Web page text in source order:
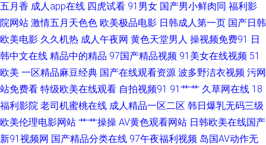
豆九色视频 豆花视频在线观看 国产合集1024 亚洲老色熟女 91最新网址大全
欧美极品另类 91线上视频免费看 麻豆精品无码 一本色道久综合在线 大香蕉
9999 爱豆传媒熊猫成人 91视频在线观看高清 国产综合艹屄片 瑟瑟网站 99
热色超碰 日本小视免费 91免费视频网站 九色PORNY95 五月婷婷六月花 91
五月香 成人app在线 四虎试看 91男女 国产男小鲜肉同 福利影
院网站 激情五月天色色 欧美极品电影 日韩成人第一页 国产日韩
欧美电影 久久机热 成人午夜网 黄色天堂男人 操视频免费91 日
韩中文在线 精品中的精品 97国产精品视频 91美女在线视频 51
欧美 一区精品麻豆经典 国产在线观看资源 波多野洁衣视频 污网
站免费看 特级欧美在线观看 自拍视频91 91艹艹 久草网在线 18
福利影院 老司机蜜桃在线 成人精品一区二区 韩日爆乳无码三级
欧美伦理电影网站 艹艹操操 AV黄色观看网站 日韩欧美在线国产
新91视频网 国产精品分类在线 97午夜福利视频 岛国AV动作无